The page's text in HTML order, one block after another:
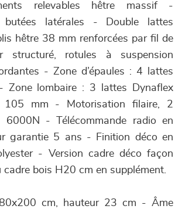
relevables hêtre massif -
butées latérales - Double lattes
hêtre 38 mm renforcées par fil de
structuré, rotules à suspension
- Zone d’épaules : 4 lattes
Zone lombaire : 3 lattes Dynaflex
105 mm - Motorisation filaire, 2
6000N - Télécommande radio en
garantie 5 ans - Finition déco en
- Version cadre déco façon
bois H20 cm en supplément.
cm, hauteur 23 cm - Âme